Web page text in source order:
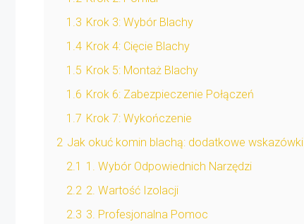
1.3 Krok 3: Wybór Blachy
1.4 Krok 4: Cięcie Blachy
1.5 Krok 5: Montaż Blachy
1.6 Krok 6: Zabezpieczenie Połączeń
1.7 Krok 7: Wykończenie
2 Jak okuć komin blachą: dodatkowe wskazówki
2.1 1. Wybór Odpowiednich Narzędzi
2.2 2. Wartość Izolacji
2.3 3. Profesjonalna Pomoc